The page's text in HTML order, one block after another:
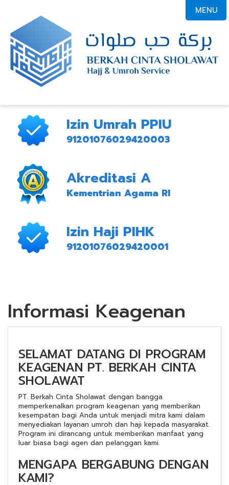
Izin Umrah PPIU
91201076029420003
Akreditasi A
Kementrian Agama RI
Izin Haji PIHK
91201076029420001
Informasi Keagenan
SELAMAT DATANG DI PROGRAM
KEAGENAN PT. BERKAH CINTA
SHOLAWAT
PT. Berkah Cinta Sholawat dengan bangga
memperkenalkan program keagenan yang memberikan
kesempatan bagi Anda untuk menjadi mitra kami dalam
menyediakan layanan umroh dan haji kepada masyarakat.
Program ini dirancang untuk memberikan manfaat yang
luar biasa bagi agen dan pelanggan kami.
MENGAPA BERGABUNG DENGAN
KAMI?
MENU